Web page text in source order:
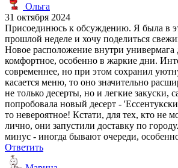
Ольга
31 октября 2024
Присоединюсь к обсуждению. Я была в
прошлой неделе и хочу поделиться
Новое расположение внутри универмага
комфортное, особенно в жаркие дни.
современнее, но при этом сохранил
касается меню, то оно значительно
не только десерты, но и легкие закуски,
попробовала новый десерт -
то невероятное! Кстати, для тех, кто не
лично, они запустили доставку по
минус - иногда бывают очереди,
Ответить